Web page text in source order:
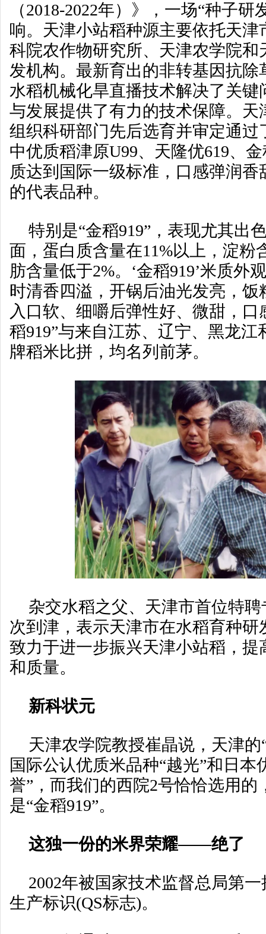
（2018-2022年）》，一场“种子
响。天津小站稻种源主要依托天津
科院农作物研究所、天津农学院和
发机构。最新育出的非转基因抗除
水稻机械化旱直播技术解决了关键
与发展提供了有力的技术保障。天
组织科研部门先后选育并审定通过
中优质稻津原U99、天隆优619、
质达到国际一级标准，口感弹润
的代表品种。
特别是“金稻919”，表现尤其出
面，蛋白质含量在11%以上，淀粉
肪含量低于2%。‘金稻919’米质外
时清香四溢，开锅后油光发亮，
入口软、细嚼后弹性好、微甜，口
稻919”与来自江苏、辽宁、黑龙
牌稻米比拼，均名列前茅。
杂交水稻之父、天津市首位特
次到津，表示天津市在水稻育种研
致力于进一步振兴天津小站稻，提
和质量。
新科状元
天津农学院教授崔晶说，天津的
国际公认优质米品种“越光”和日本
誉”，而我们的西院2号恰恰选用的
是“金稻919”。
这独一份的米界荣耀——绝了
2002年被国家技术监督总局第
生产标识(QS标志)。